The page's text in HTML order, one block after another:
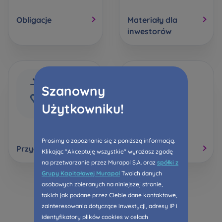
Szanowny
Użytkowniku!
Prosimy o zapoznanie się z poniższą informacją.
Klikając "Akceptuję wszystkie" wyrażasz zgodę
na przetwarzanie przez Murapol S.A. oraz spółki z
Grupy Kapitałowej Murapol Twoich danych
osobowych zbieranych na niniejszej stronie,
takich jak podane przez Ciebie dane kontaktowe,
zainteresowania dotyczące inwestycji, adresy IP i
identyfikatory plików cookies w celach
Obligacje
Materiały dla
inwestorów
Przydatne linki Kontakt